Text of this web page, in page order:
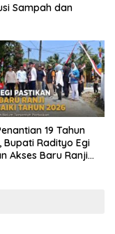
Sampah dan
19 Tahun
Bupati Radityo Egi
Akses Baru Ranji